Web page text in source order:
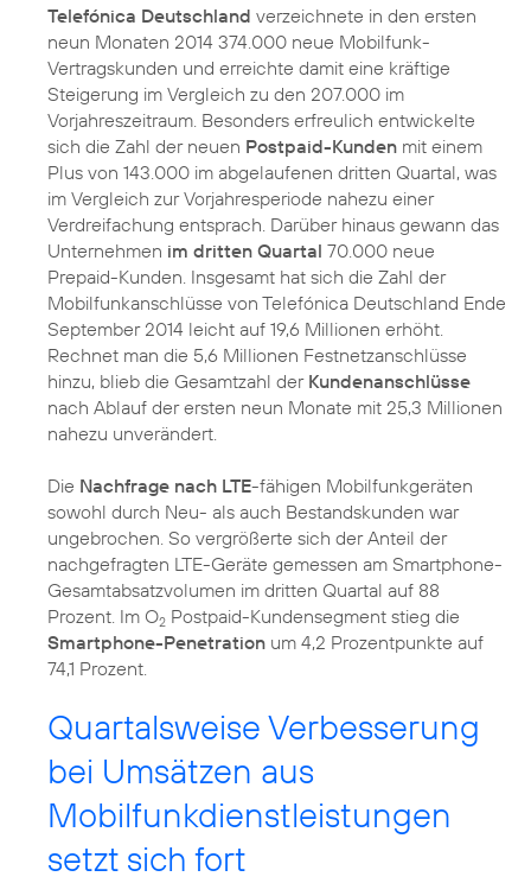
Telefónica Deutschland verzeichnete in den ersten
neun Monaten 2014 374.000 neue Mobilfunk-
Vertragskunden und erreichte damit eine kräftige
Steigerung im Vergleich zu den 207.000 im
Vorjahreszeitraum. Besonders erfreulich entwickelte
sich die Zahl der neuen Postpaid-Kunden mit einem
Plus von 143.000 im abgelaufenen dritten Quartal, was
im Vergleich zur Vorjahresperiode nahezu einer
Verdreifachung entsprach. Darüber hinaus gewann das
Unternehmen im dritten Quartal 70.000 neue
Prepaid-Kunden. Insgesamt hat sich die Zahl der
Mobilfunkanschlüsse von Telefónica Deutschland Ende
September 2014 leicht auf 19,6 Millionen erhöht.
Rechnet man die 5,6 Millionen Festnetzanschlüsse
hinzu, blieb die Gesamtzahl der Kundenanschlüsse
nach Ablauf der ersten neun Monate mit 25,3 Millionen
nahezu unverändert.
Die Nachfrage nach LTE-fähigen Mobilfunkgeräten
sowohl durch Neu- als auch Bestandskunden war
ungebrochen. So vergrößerte sich der Anteil der
nachgefragten LTE-Geräte gemessen am Smartphone-
Gesamtabsatzvolumen im dritten Quartal auf 88
Prozent. Im O2 Postpaid-Kundensegment stieg die
Smartphone-Penetration um 4,2 Prozentpunkte auf
74,1 Prozent.
Quartalsweise Verbesserung
bei Umsätzen aus
Mobilfunkdienstleistungen
setzt sich fort